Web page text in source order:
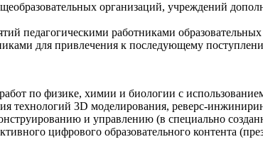
организаций, учреждений
педагогическими работниками
для привлечения к последующему
по физике, химии и биологии с
технологий 3D моделирования, реверс-
и управлению (в специально
цифрового образовательного контента